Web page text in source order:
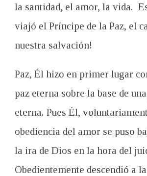
la santidad, el amor, la vida.
viajó el Príncipe de la Paz, el
nuestra salvación!
Paz, Él hizo en primer lugar
paz eterna sobre la base de
eterna. Pues Él,
obediencia del amor se puso
la ira de Dios en la hora del
Obedientemente descendió a